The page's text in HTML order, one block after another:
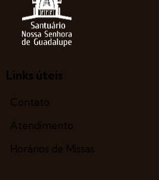
Links úteis
Contato
Atendimento
Horários de Missas